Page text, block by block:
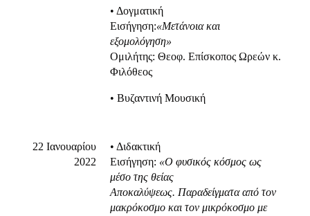
• Δογματική
Εισήγηση:«Μετάνοιακαι
εξομολόγηση»
Ομιλήτης: Θεοφ. Επίσκοπος Ωρεών κ.
Φιλόθεος
• Βυζαντινή Μουσική
22 Ιανουαρίου
2022
• Διδακτική
Εισήγηση: «Ο φυσικός κόσμος ως
μέσο της θείας
Αποκαλύψεως. Παραδείγματα από τον
μακρόκοσμο και τον μικρόκοσμο με